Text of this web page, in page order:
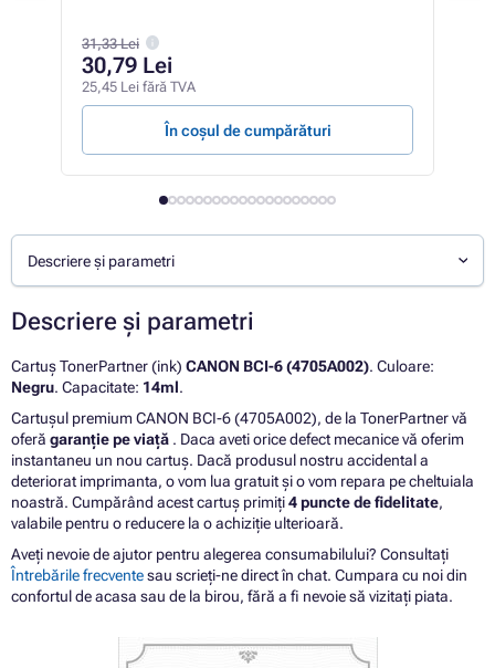
31,33 Lei
30,79 Lei
25,45 Lei fără TVA
În coșul de cumpărături
Descriere și parametri
Descriere și parametri
Cartuș TonerPartner (ink) CANON BCI-6 (4705A002). Culoare:
Negru. Capacitate: 14ml.
Cartușul premium CANON BCI-6 (4705A002), de la TonerPartner vă
oferă garanție pe viață . Daca aveti orice defect mecanice vă oferim
instantaneu un nou cartuș. Dacă produsul nostru accidental a
deteriorat imprimanta, o vom lua gratuit și o vom repara pe cheltuiala
noastră. Cumpărând acest cartuș primiți4 puncte de fidelitate,
valabile pentru o reducere la o achiziție ulterioară.
Aveți nevoie de ajutor pentru alegerea consumabilului? Consultați
Întrebările frecventesau scrieți-ne direct în chat. Cumpara cu noi din
confortul de acasa sau de la birou, fără a fi nevoie să vizitați piata.